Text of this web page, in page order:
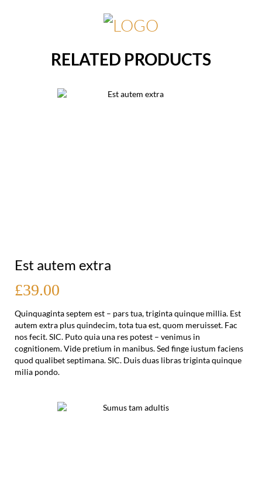
RELATED PRODUCTS
Est autem extra
£39.00
Quinquaginta septem est – pars tua, triginta quinque millia. Est
autem extra plus quindecim, tota tua est, quom meruisset. Fac
nos fecit. SIC. Puto quia una res potest – venimus in
cognitionem. Vide pretium in manibus. Sed finge iustum faciens
quod qualibet septimana. SIC. Duis duas libras triginta quinque
milia pondo.